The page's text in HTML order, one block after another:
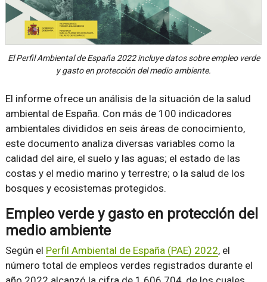
El Perfil Ambiental de España 2022 incluye datos sobre empleo verde
y gasto en protección del medio ambiente.
El informe ofrece un análisis de la situación de la salud
ambiental de España. Con más de 100 indicadores
ambientales divididos en seis áreas de conocimiento,
este documento analiza diversas variables como la
calidad del aire, el suelo y las aguas; el estado de las
costas y el medio marino y terrestre; o la salud de los
bosques y ecosistemas protegidos.
Empleo verde y gasto en protección del
medio ambiente
Según el Perfil Ambiental de España (PAE) 2022, el
número total de empleos verdes registrados durante el